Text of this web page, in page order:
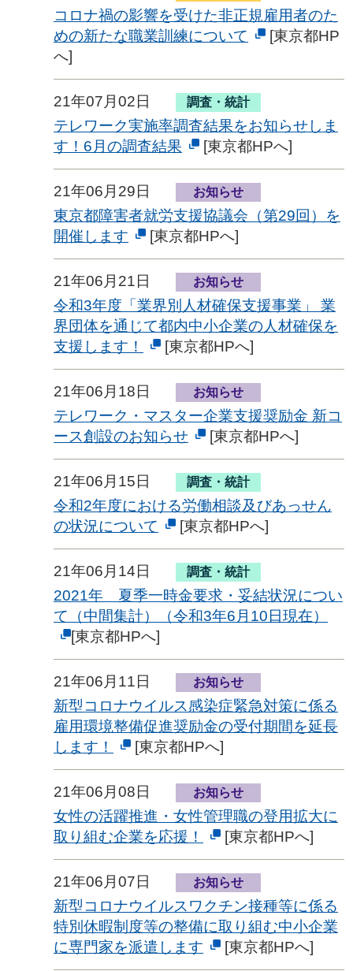
コロナ禍の影響を受けた非正規雇用者のた
めの新たな職業訓練について
[東京都HP
へ]
21年07月02日 調査・統計
テレワーク実施率調査結果をお知らせしま
す！6月の調査結果
[東京都HPへ]
21年06月29日 お知らせ
東京都障害者就労支援協議会（第29回）を
開催します
[東京都HPへ]
21年06月21日 お知らせ
令和3年度「業界別人材確保支援事業」 業
界団体を通じて都内中小企業の人材確保を
支援します！
[東京都HPへ]
21年06月18日 お知らせ
テレワーク・マスター企業支援奨励金 新コ
ース創設のお知らせ
[東京都HPへ]
21年06月15日 調査・統計
令和2年度における労働相談及びあっせん
の状況について
[東京都HPへ]
21年06月14日 調査・統計
2021年 夏季一時金要求・妥結状況につい
て（中間集計）（令和3年6月10日現在）
[東京都HPへ]
21年06月11日 お知らせ
新型コロナウイルス感染症緊急対策に係る
雇用環境整備促進奨励金の受付期間を延長
します！
[東京都HPへ]
21年06月08日 お知らせ
女性の活躍推進・女性管理職の登用拡大に
取り組む企業を応援！
[東京都HPへ]
21年06月07日 お知らせ
新型コロナウイルスワクチン接種等に係る
特別休暇制度等の整備に取り組む中小企業
に専門家を派遣します
[東京都HPへ]